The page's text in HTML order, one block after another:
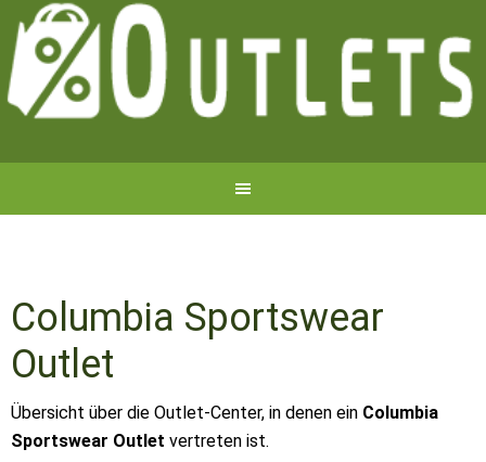
Columbia Sportswear
Outlet
Übersicht über die Outlet-Center, in denen ein Columbia
Sportswear Outlet vertreten ist.